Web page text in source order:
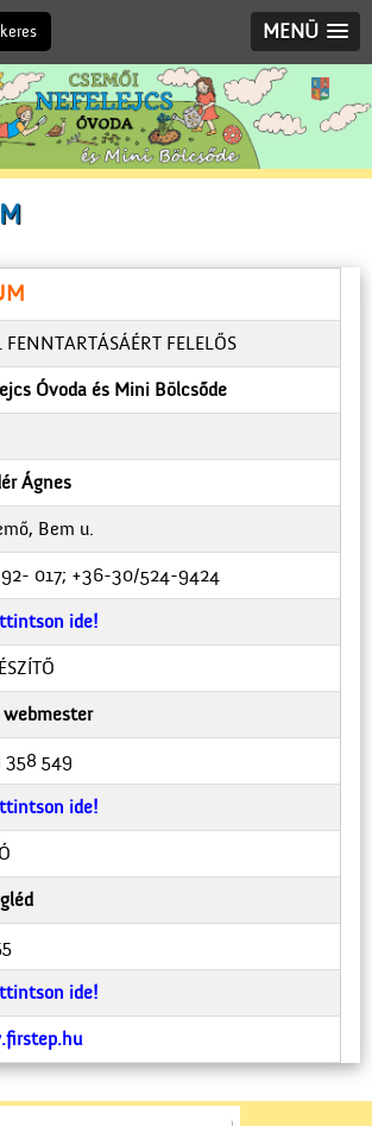
MENÜ
FELELŐS
Óvoda és Mini Bölcsőde
Ágnes
Bem u.
017; +36-30/524-9424
ide!
webmester
358 549
ide!
ide!